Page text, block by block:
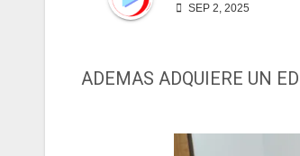
SEP 2, 2025
ADEMAS ADQUIERE UN